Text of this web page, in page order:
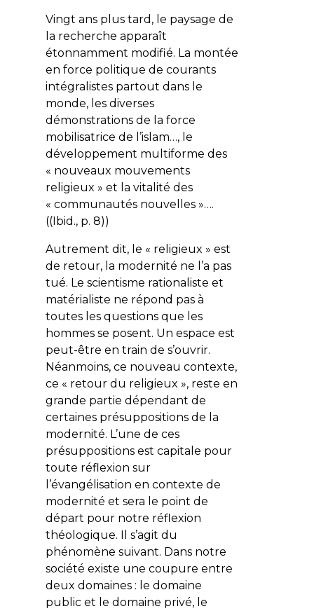
Vingt ans plus tard, le paysage de
la recherche apparaît
étonnamment modifié. La montée
en force politique de courants
intégralistes partout dans le
monde, les diverses
démonstrations de la force
mobilisatrice de l’islam…, le
développement multiforme des
« nouveaux mouvements
religieux » et la vitalité des
« communautés nouvelles »….
((Ibid., p. 8))
Autrement dit, le « religieux » est
de retour, la modernité ne l’a pas
tué. Le scientisme rationaliste et
matérialiste ne répond pas à
toutes les questions que les
hommes se posent. Un espace est
peut-être en train de s’ouvrir.
Néanmoins, ce nouveau contexte,
ce « retour du religieux », reste en
grande partie dépendant de
certaines présuppositions de la
modernité. L’une de ces
présuppositions est capitale pour
toute réflexion sur
l’évangélisation en contexte de
modernité et sera le point de
départ pour notre réflexion
théologique. Il s’agit du
phénomène suivant. Dans notre
société existe une coupure entre
deux domaines : le domaine
public et le domaine privé, le